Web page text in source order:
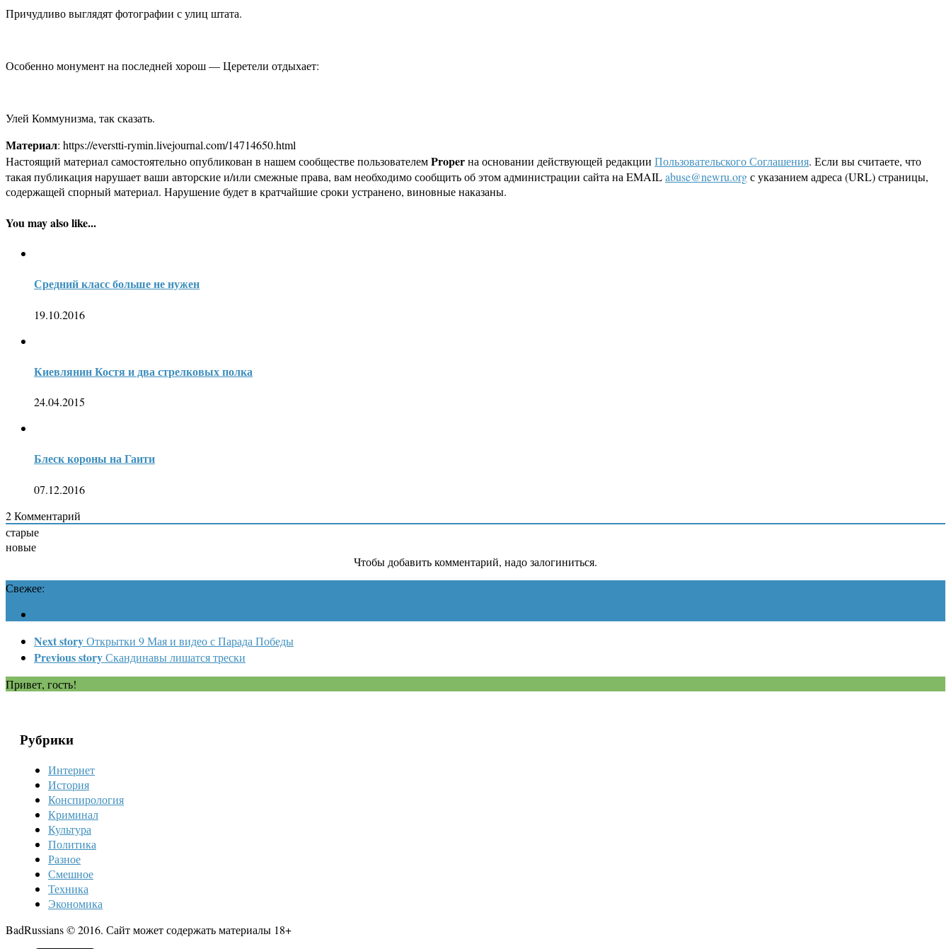
Причудливо выглядят фотографии с улиц штата.
Особенно монумент на последней хорош — Церетели отдыхает:
Улей Коммунизма, так сказать.
Материал: https://everstti-rymin.livejournal.com/14714650.html
Настоящий материал самостоятельно опубликован в нашем сообществе пользователемProperна основании действующей редакции Пользовательского Соглашения. Если вы считаете, что
такая публикация нарушает ваши авторские и/или смежные права, вам необходимо сообщить об этом администрации сайта на EMAILabuse@newru.orgс указанием адреса (URL) страницы,
содержащей спорный материал. Нарушение будет в кратчайшие сроки устранено, виновные наказаны.
You may also like...
Средний класс больше не нужен
19.10.2016
Киевлянин Костя и два стрелковых полка
24.04.2015
Блеск короны на Гаити
07.12.2016
2Комментарий
старые
новые
Чтобы добавить комментарий, надо залогиниться.
Свежее:
Next storyОткрытки 9 Мая и видео с Парада Победы
Previous storyСкандинавы лишатся трески
Привет, гость!
Рубрики
Интернет
История
Конспирология
Криминал
Культура
Политика
Разное
Смешное
Техника
Экономика
BadRussians © 2016. Сайт может содержать материалы 18+